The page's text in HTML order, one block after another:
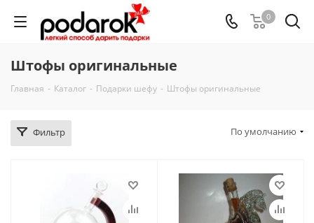
0
Штофы оригинальные
Главная - Каталог - Подарки шефу - Штофы оригинальные
Фильтр По умолчанию